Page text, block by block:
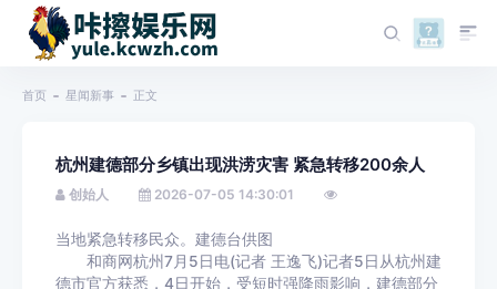
首页 星闻新事 正文
杭州建德部分乡镇出现洪涝灾害 紧急转移200余人
创始人 2026-07-05 14:30:01
当地紧急转移民众。建德台供图
和商网杭州7月5日电(记者 王逸飞)记者5日从杭州建
德市官方获悉，4日开始，受短时强降雨影响，建德部分